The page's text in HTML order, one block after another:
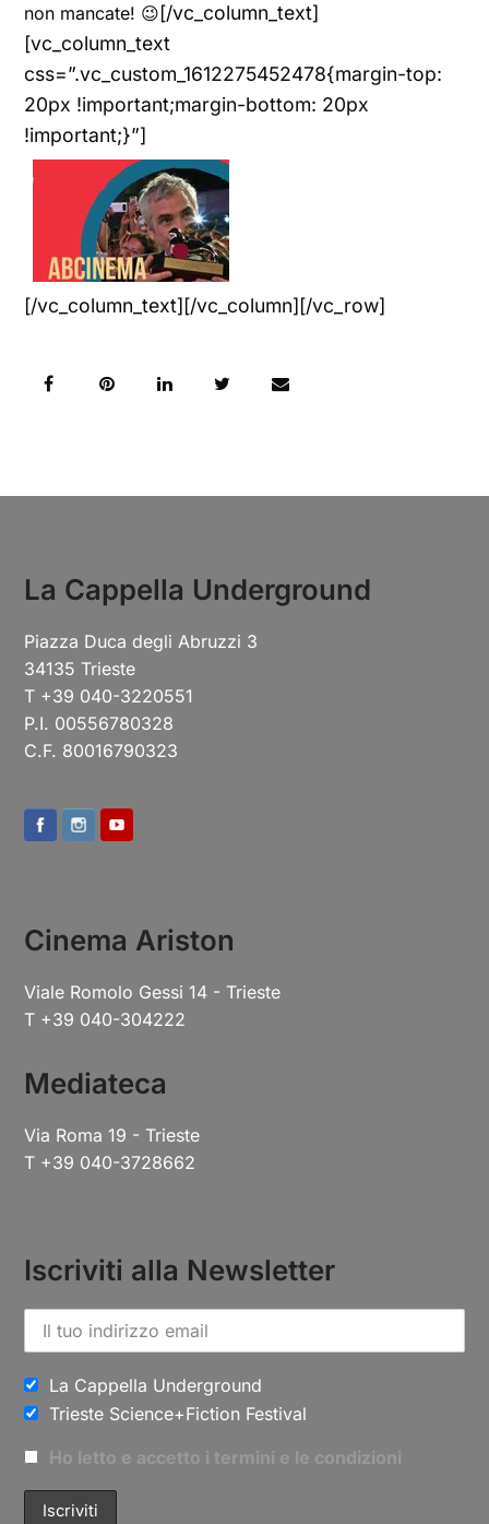
non mancate! 😉[/vc_column_text]
[vc_column_text
css=”.vc_custom_1612275452478{margin-top:
20px !important;margin-bottom: 20px
!important;}”]
[/vc_column_text][/vc_column][/vc_row]
La Cappella Underground
Piazza Duca degli Abruzzi 3
34135 Trieste
T +39 040-3220551
P.I. 00556780328
C.F. 80016790323
Cinema Ariston
Viale Romolo Gessi 14 - Trieste
T +39 040-304222
Mediateca
Via Roma 19 - Trieste
T +39 040-3728662
Iscriviti alla Newsletter
La Cappella Underground
Trieste Science+Fiction Festival
Ho letto e accetto i termini e le condizioni